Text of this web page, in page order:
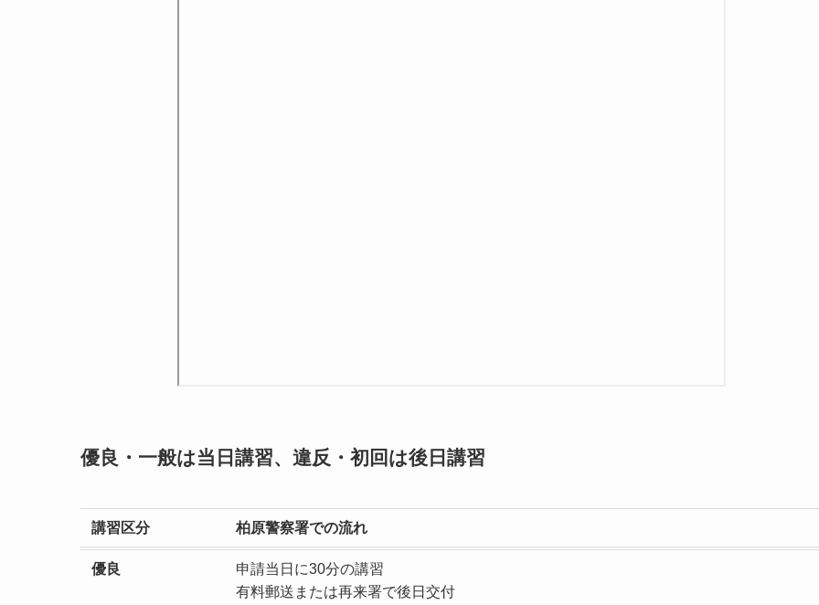
優良・一般は当日講習、違反・初回は後日講習
講習区分 柏原警察署での流れ
優良
申請当日に30分の講習
有料郵送または再来署で後日交付